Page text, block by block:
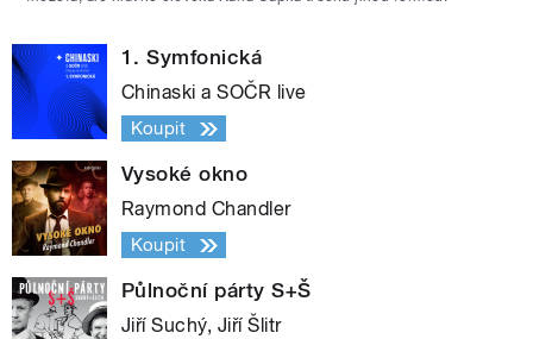
1. Symfonická
Chinaski a SOČR live
Koupit
Vysoké okno
Raymond Chandler
Koupit
Půlnoční párty S+Š
Jiří Suchý, Jiří Šlitr